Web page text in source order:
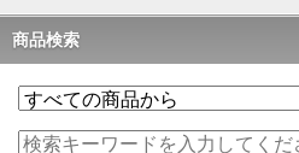
商品検索